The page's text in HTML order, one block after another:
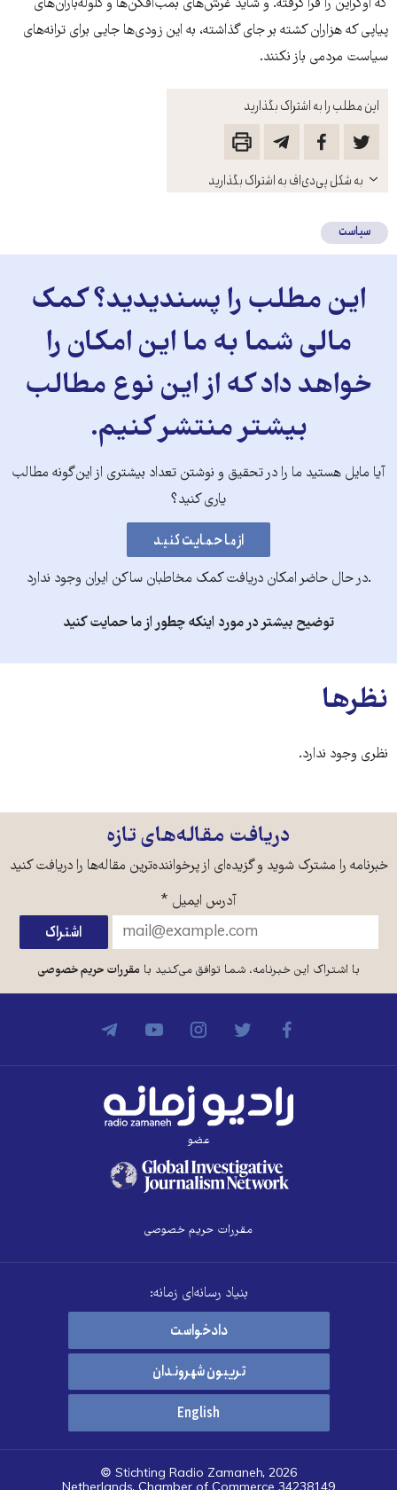
این مطلب را به اشتراک بگذارید
باز
کنید
به شکل پی‌دی‌اف به اشتراک بگذارید
که اوکراین را فرا گرفته. و شاید غرش‌های بمب‌افکن‌ها و گلوله‌باران‌های
پیاپی که هزاران کشته بر جای گذاشته، به این زودی‌ها جایی برای ترانه‌های
سیاست مردمی باز نکنند.
سیاست
این مطلب را پسندیدید؟ کمک
مالی شما به ما این امکان را
خواهد داد که از این نوع مطالب
بیشتر منتشر کنیم.
آیا مایل هستید ما را در تحقیق و نوشتن تعداد بیشتری از این‌گونه مطالب
یاری کنید؟
.در حال حاضر امکان دریافت کمک مخاطبان ساکن ایران وجود ندارد
توضیح بیشتر در مورد اینکه چطور از ما حمایت کنید
نظرها
نظری وجود ندارد.
دریافت مقاله‌های تازه
خبرنامه را مشترک شوید و گزیده‌ای از پرخواننده‌ترین مقاله‌ها را دریافت کنید
آدرس ایمیل *
با اشتراک این خبرنامه، شما توافق می‌کنید بامقررات حریم خصوصی
عضو
مقررات حریم خصوصی
بنیاد رسانه‌ای زمانه:
دادخواست
تریبون شهروندان
English
© Stichting Radio Zamaneh, 2026